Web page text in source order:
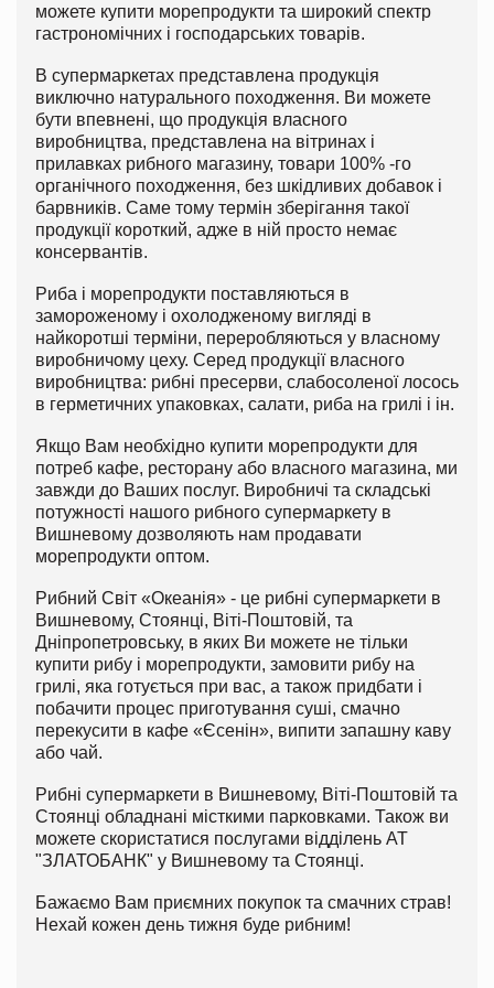
можете купити морепродукти та широкий спектр
гастрономічних і господарських товарів.
В супермаркетах представлена продукція
виключно натурального походження. Ви можете
бути впевнені, що продукція власного
виробництва, представлена на вітринах і
прилавках рибного магазину, товари 100% -го
органічного походження, без шкідливих добавок і
барвників. Саме тому термін зберігання такої
продукції короткий, адже в ній просто немає
консервантів.
Риба і морепродукти поставляються в
замороженому і охолодженому вигляді в
найкоротші терміни, переробляються у власному
виробничому цеху. Серед продукції власного
виробництва: рибні пресерви, слабосоленої лосось
в герметичних упаковках, салати, риба на грилі і ін.
Якщо Вам необхідно купити морепродукти для
потреб кафе, ресторану або власного магазина, ми
завжди до Ваших послуг. Виробничі та складські
потужності нашого рибного супермаркету в
Вишневому дозволяють нам продавати
морепродукти оптом.
Рибний Світ «Океанія» - це рибні супермаркети в
Вишневому, Стоянці, Віті-Поштовій, та
Дніпропетровську, в яких Ви можете не тільки
купити рибу і морепродукти, замовити рибу на
грилі, яка готується при вас, а також придбати і
побачити процес приготування суші, смачно
перекусити в кафе «Єсенін», випити запашну каву
або чай.
Рибні супермаркети в Вишневому, Віті-Поштовій та
Стоянці обладнані місткими парковками. Також ви
можете скористатися послугами відділень АТ
"ЗЛАТОБАНК" у Вишневому та Стоянці.
Бажаємо Вам приємних покупок та смачних страв!
Нехай кожен день тижня буде рибним!